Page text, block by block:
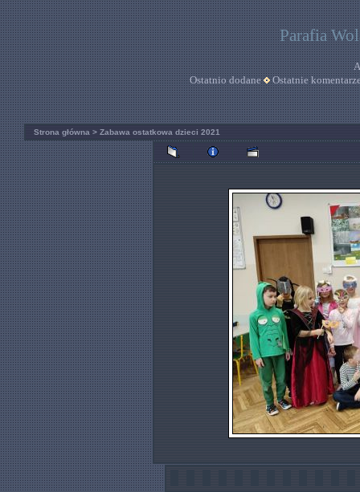
Parafia
Ostatnio dodane
Ostatnie
Strona główna > Zabawa ostatkowa dzieci 2021